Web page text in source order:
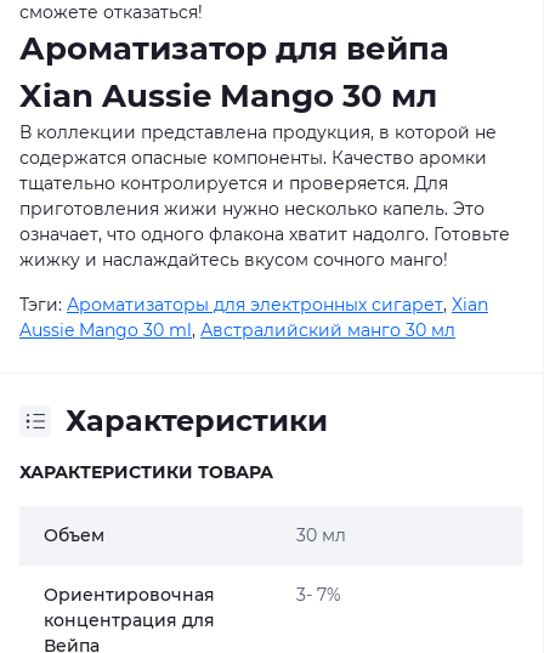
сможете отказаться!
Ароматизатор для вейпа
Xian Aussie Mango 30 мл
В коллекции представлена продукция, в которой не
содержатся опасные компоненты. Качество аромки
тщательно контролируется и проверяется. Для
приготовления жижи нужно несколько капель. Это
означает, что одного флакона хватит надолго. Готовьте
жижку и наслаждайтесь вкусом сочного манго!
Тэги: Ароматизаторы для электронных сигарет, Xian
Aussie Mango 30 ml, Австралийский манго 30 мл
Характеристики
ХАРАКТЕРИСТИКИ ТОВАРА
Объем 30 мл
Ориентировочная
концентрация для
Вейпа
3- 7%